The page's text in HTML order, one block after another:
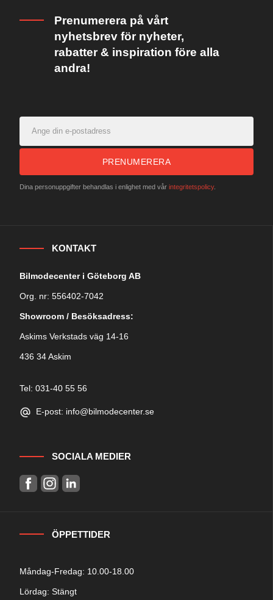
Prenumerera på vårt
nyhetsbrev för nyheter,
rabatter & inspiration före alla
andra!
PRENUMERERA
Dina personuppgifter behandlas i enlighet med vår integritetspolicy.
KONTAKT
Bilmodecenter i Göteborg AB
Org. nr: 556402-7042
Showroom / Besöksadress:
Askims Verkstads väg 14-16
436 34 Askim
Tel: 031-40 55 56
E-post: info@bilmodecenter.se
SOCIALA MEDIER
ÖPPETTIDER
Måndag-Fredag: 10.00-18.00
Lördag: Stängt